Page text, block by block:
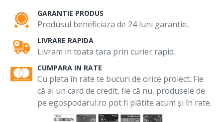
GARANTIE PRODUS
Produsul beneficiaza de 24 luni garantie.
LIVRARE RAPIDA
Livram in toata tara prin curier rapid.
CUMPARA IN RATE
Cu plata în rate te bucuri de orice proiect. Fie
că ai un card de credit, fie că nu, produsele de
pe egospodarul.ro pot fi plătite acum și în rate.